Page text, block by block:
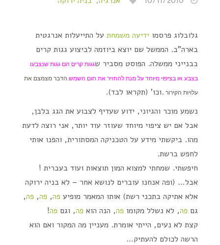
גלובלוג פרסמו ידיעה משמחתעל התייעלות אנרגטית
בארה"ב. הממשל שם יוצא ביוזמה לביצוע גגות קרים
בבנייני ממשלה. הפוסט מסביר שגגות קרים הם גגות שנצבעו
בצבע או בציפוי מיוחד על מנת להחזיר את חום השמש. הדבר מצמצם את
עלויות הקירור .וכו' (תקראו לבד).
נשמע מוכר והגיוני, ידוע שעדיף לצבוע את הגג בלבן,
אבל אם יש ציפוי מיוחד שעוזר עוד יותר, אני רוצה לדעת
מהו. ביקשתי מידע על הטכניקה המסתורית, והפנו אותי
לחפש ברשת.
חיפשתי. שמחתי למצוא המון תוצאות ועוד בעברית !
אבל… (ופה אנחנו עוברים לנושא אחר – לא בניה ירוקה
אלא אתיקה בתכני רשת) אותו המאמר מופיע פה, פה, פה,
גם פה, לא נשלל מקומו פה, הנה הוא פה, וגם פה!
קצת לא נעים, הייתי אומרת. מעניין מה המקור ואם הוא
הרשה לכולם להעתיק…